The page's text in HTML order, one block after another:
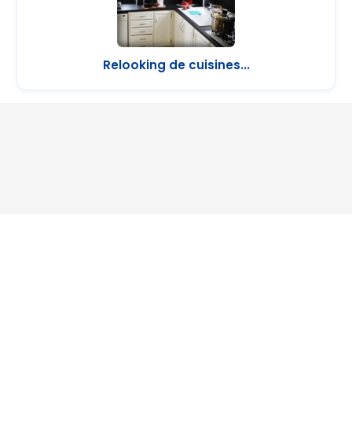
Relooking de cuisines...